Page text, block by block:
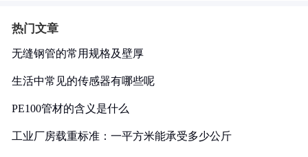
热门文章
无缝钢管的常用规格及壁厚
生活中常见的传感器有哪些呢
PE100管材的含义是什么
工业厂房载重标准：一平方米能承受多少公斤